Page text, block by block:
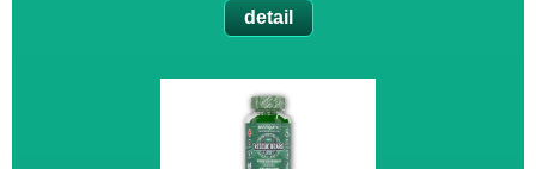
detail